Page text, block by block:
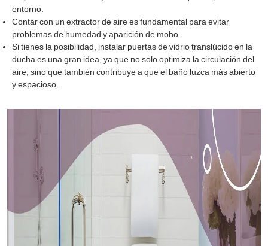
entorno.
Contar con un extractor de aire es fundamental para evitar
problemas de humedad y aparición de moho.
Si tienes la posibilidad, instalar puertas de vidrio translúcido en la
ducha es una gran idea, ya que no solo optimiza la circulación del
aire, sino que también contribuye a que el baño luzca más abierto
y espacioso.